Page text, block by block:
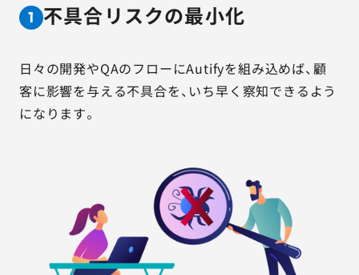
1 不具合リスクの最小化
日々の開発やQAのフローにAutifyを組み込めば、顧
客に影響を与える不具合を、いち早く察知できるよう
になります。